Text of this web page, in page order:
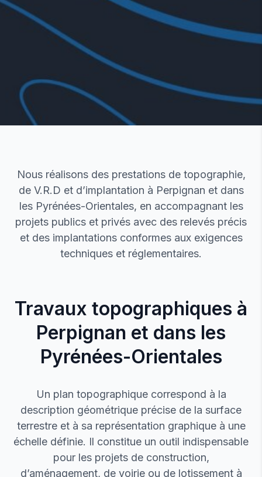
Nous réalisons des prestations de topographie,
de V.R.D et d’implantation à Perpignan et dans
les Pyrénées-Orientales, en accompagnant les
projets publics et privés avec des relevés précis
et des implantations conformes aux exigences
techniques et réglementaires.
Travaux topographiques à
Perpignan et dans les
Pyrénées-Orientales
Un plan topographique correspond à la
description géométrique précise de la surface
terrestre et à sa représentation graphique à une
échelle définie. Il constitue un outil indispensable
pour les projets de construction,
d’aménagement, de voirie ou de lotissement à